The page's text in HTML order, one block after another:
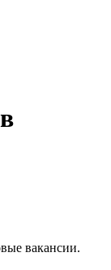
вакансии.